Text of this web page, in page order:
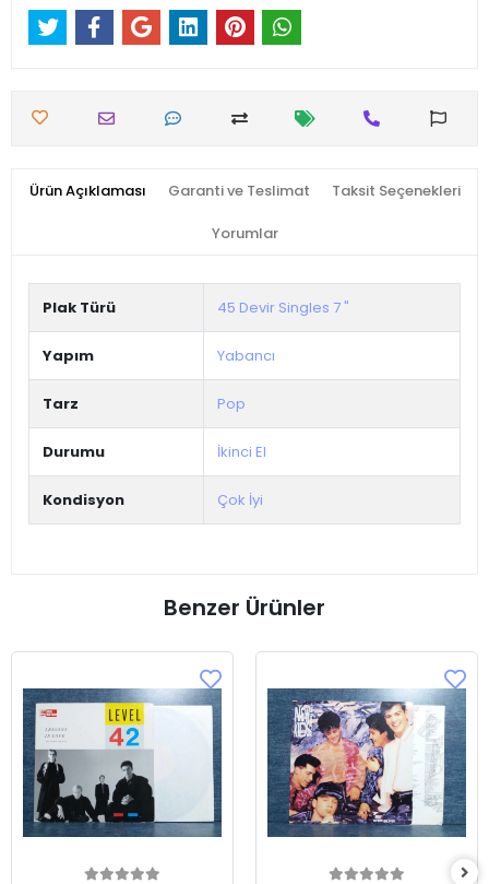
Ürün Açıklaması Garanti ve Teslimat Taksit Seçenekleri
Yorumlar
Plak Türü 45 Devir Singles 7 "
Yapım Yabancı
Tarz Pop
Durumu İkinci El
Kondisyon Çok İyi
Benzer Ürünler